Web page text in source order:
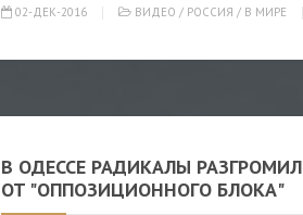
02-ДЕК-2016 ВИДЕО / РОССИЯ / В МИРЕ
В ОДЕССЕ РАДИКАЛЫ
ОТ "ОППОЗИЦИОННОГО БЛОКА"